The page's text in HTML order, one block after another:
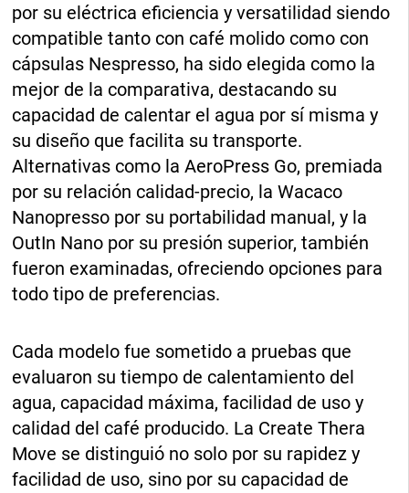
por su eléctrica eficiencia y versatilidad siendo
compatible tanto con café molido como con
cápsulas Nespresso, ha sido elegida como la
mejor de la comparativa, destacando su
capacidad de calentar el agua por sí misma y
su diseño que facilita su transporte.
Alternativas como la AeroPress Go, premiada
por su relación calidad-precio, la Wacaco
Nanopresso por su portabilidad manual, y la
OutIn Nano por su presión superior, también
fueron examinadas, ofreciendo opciones para
todo tipo de preferencias.
Cada modelo fue sometido a pruebas que
evaluaron su tiempo de calentamiento del
agua, capacidad máxima, facilidad de uso y
calidad del café producido. La Create Thera
Move se distinguió no solo por su rapidez y
facilidad de uso, sino por su capacidad de